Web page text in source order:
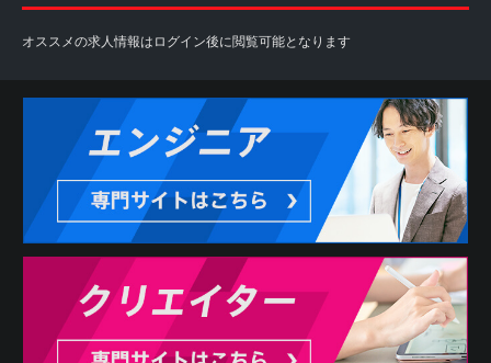
オススメの求人情報はログイン後に閲覧可能となります